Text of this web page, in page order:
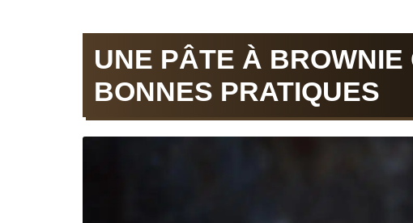
UNE PÂTE À
BONNES PRATIQUES